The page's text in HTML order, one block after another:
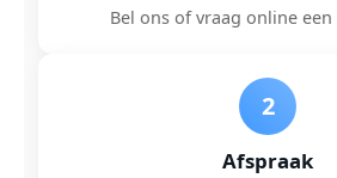
Bel ons of vraag online
2
Afspraak